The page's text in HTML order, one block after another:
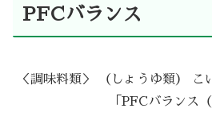
PFCバランス
＜調味料類＞ （しょうゆ類） こ
「PFCバランス（